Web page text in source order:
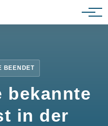
BEENDET
bekannte
in der